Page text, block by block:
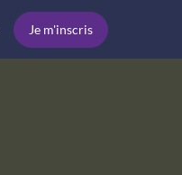
Je m'inscris